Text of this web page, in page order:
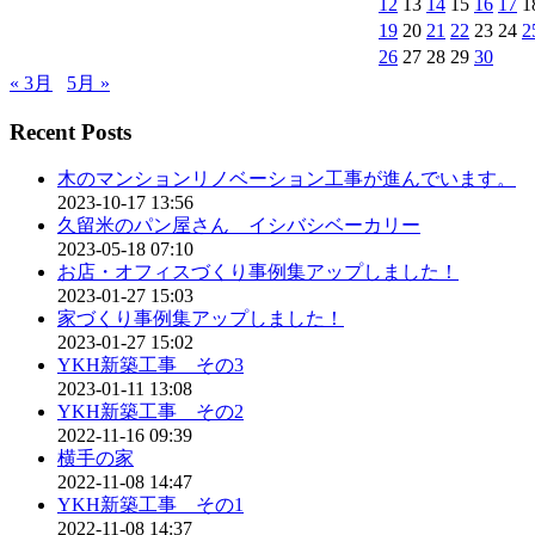
19 20 21 22 23 24
26 27 28 29 30
« 3月
5月 »
Recent Posts
木のマンションリノベーション工事が進んでいます。
2023-10-17 13:56
久留米のパン屋さん イシバシベーカリー
2023-05-18 07:10
お店・オフィスづくり事例集アップしました！
2023-01-27 15:03
家づくり事例集アップしました！
2023-01-27 15:02
YKH新築工事 その3
2023-01-11 13:08
YKH新築工事 その2
2022-11-16 09:39
横手の家
2022-11-08 14:47
YKH新築工事 その1
2022-11-08 14:37